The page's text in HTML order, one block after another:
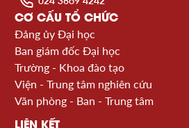
CƠ CẤU TỔ CHỨC
Đảng ủy Đại học
Ban giám đốc Đại học
Trường - Khoa đào tạo
Viện - Trung tâm nghiên cứu
Văn phòng - Ban - Trung tâm
LIÊN KẾT